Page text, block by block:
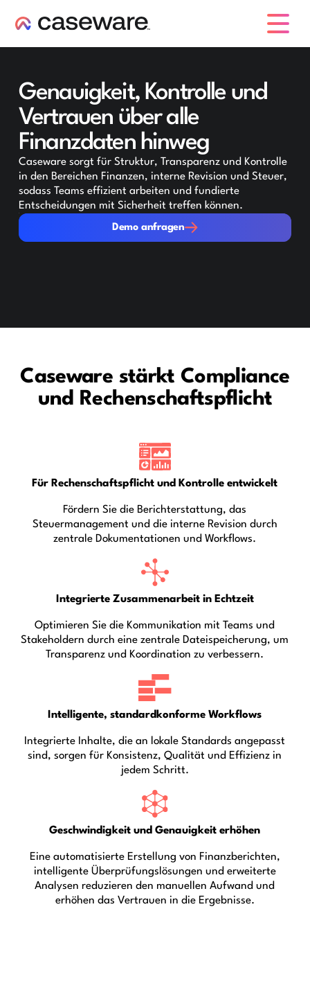
Genauigkeit, Kontrolle und
Vertrauen über alle
Finanzdaten hinweg
Caseware sorgt für Struktur, Transparenz und Kontrolle
in den Bereichen Finanzen, interne Revision und Steuer,
sodass Teams effizient arbeiten und fundierte
Entscheidungen mit Sicherheit treffen können.
Demo anfragen
Demo anfragen
Caseware stärkt Compliance
und Rechenschaftspflicht
Für Rechenschaftspflicht und Kontrolle entwickelt
Fördern Sie die Berichterstattung, das
Steuermanagement und die interne Revision durch
zentrale Dokumentationen und Workflows.
Integrierte Zusammenarbeit in Echtzeit
Optimieren Sie die Kommunikation mit Teams und
Stakeholdern durch eine zentrale Dateispeicherung, um
Transparenz und Koordination zu verbessern.
Intelligente, standardkonforme Workflows
Integrierte Inhalte, die an lokale Standards angepasst
sind, sorgen für Konsistenz, Qualität und Effizienz in
jedem Schritt.
Geschwindigkeit und Genauigkeit erhöhen
Eine automatisierte Erstellung von Finanzberichten,
intelligente Überprüfungslösungen und erweiterte
Analysen reduzieren den manuellen Aufwand und
erhöhen das Vertrauen in die Ergebnisse.